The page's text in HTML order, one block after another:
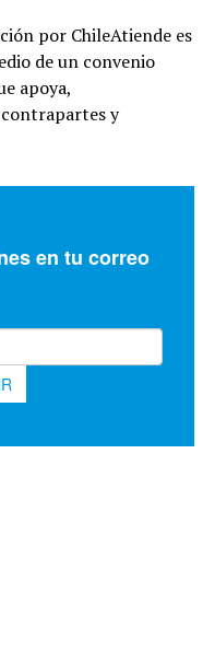
por ChileAtiende es
de un convenio
apoya,
y